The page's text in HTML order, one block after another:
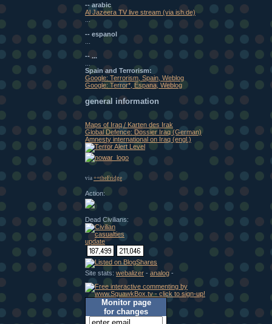
-- arabic
Al Jazeera TV live stream (via ish.de)
-- espanol
-- ...
Spain and Terrorism:
Google: Terrorism, Spain, Weblog
Google: Terror*, Espana, Weblog
general information
Maps of Iraq / Karten des Irak
Global Defence: Dossier Iraq (German)
Amnesty international on Iraq (engl.)
via ++theFridge
Action:
Dead Civilians:
Site stats: webalizer - analog-
Monitor page
for changes